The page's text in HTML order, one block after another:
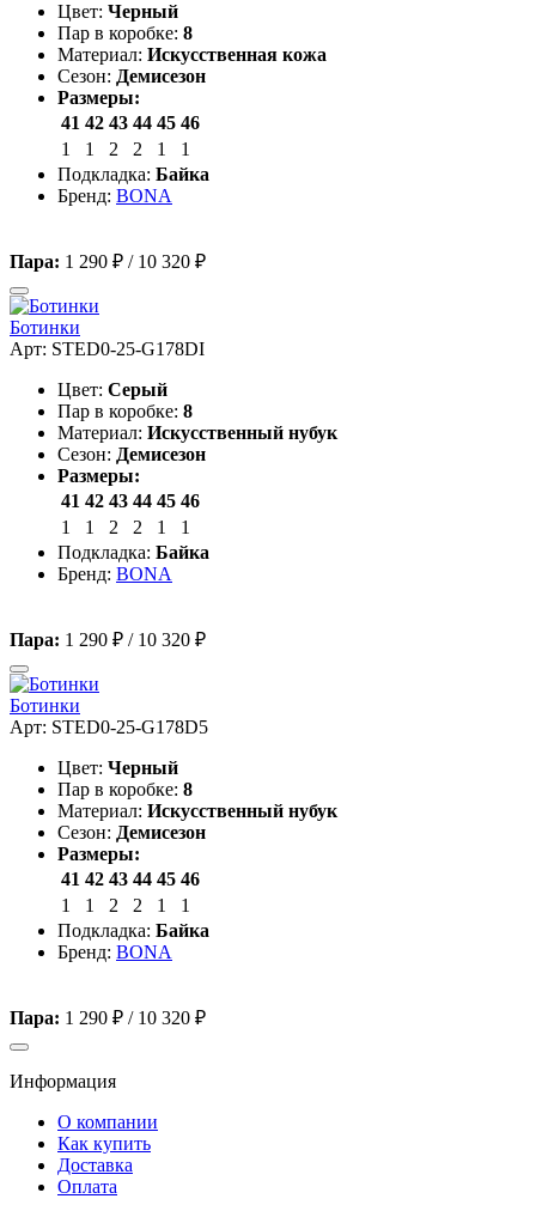
Цвет: Черный
Пар в коробке: 8
Материал: Искусственная кожа
Сезон: Демисезон
Размеры:
41 42 43 44 45 46
1
1 2 2 1
1
Подкладка: Байка
Бренд: BONA
Пара: 1 290 ₽ / 10 320 ₽
Ботинки
Арт: STED0-25-G178DI
Цвет: Серый
Пар в коробке: 8
Материал: Искусственный нубук
Сезон: Демисезон
Размеры:
41 42 43 44 45 46
1
1 2 2 1
1
Подкладка: Байка
Бренд: BONA
Пара: 1 290 ₽ / 10 320 ₽
Ботинки
Арт: STED0-25-G178D5
Цвет: Черный
Пар в коробке: 8
Материал: Искусственный нубук
Сезон: Демисезон
Размеры:
41 42 43 44 45 46
1
1 2 2 1
1
Подкладка: Байка
Бренд: BONA
Пара: 1 290 ₽ / 10 320 ₽
Информация
О компании
Как купить
Доставка
Оплата